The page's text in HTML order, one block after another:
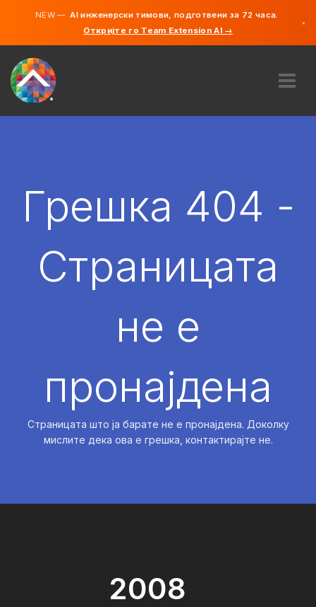
NEW —AI инженерски тимови, подготвени за 72 часа.
Откријте го Team Extension AI →
×
АНГАЖИРАЈ
Грешка 404 -
Страницата
не е
пронајдена
Страницата што ја барате не е пронајдена. Доколку
мислите дека ова е грешка, контактирајте не.
2008